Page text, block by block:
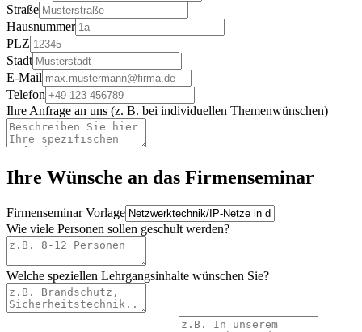
Straße
Hausnummer
PLZ
Stadt
E-Mail
Telefon
Ihre Anfrage an uns (z. B. bei individuellen Themenwünschen)
Ihre Wünsche an das Firmenseminar
Firmenseminar Vorlage
Wie viele Personen sollen geschult werden?
Welche speziellen Lehrgangsinhalte wünschen Sie?